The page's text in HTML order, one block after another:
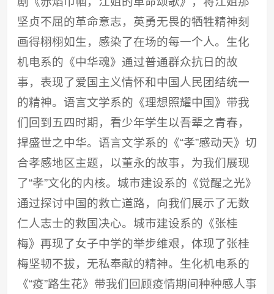
坚贞不屈的革命意志，英勇无畏的牺牲精神刻
画得栩栩如生，感染了在场的每一个人。生化
机电系的《中华魂》通过普通群众抗日的故
事，表现了爱国主义情怀和中国人民团结统一
的精神。语言文学系的《理想照耀中国》带我
们回到五四时期，看少年学生以吾辈之青春，
捍盛世之中华。语言文学系的《“孝”感动天》切
合孝感地区主题，以董永的故事，为我们展现
了“孝”文化的内核。城市建设系的《觉醒之光》
通过探讨中国的救亡道路，向我们展示了无数
仁人志士的救国决心。城市建设系的《张桂
梅》再现了女子中学的举步维艰，体现了张桂
梅坚韧不拔，无私奉献的精神。生化机电系的
《“疫”路生花》带我们回顾疫情期间种种感人事